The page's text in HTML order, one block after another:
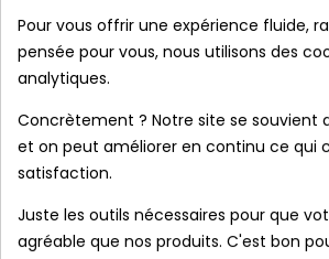
Marque :MOI
J'accepte les conditions générales
confidentialité *
Pour vous offrir une expérience fluide,
pensée pour vous, nous utilisons des
analytiques.
Concrètement ? Notre site se souvient
et on peut améliorer en continu ce qui
satisfaction.
Juste les outils nécessaires pour que
agréable que nos produits. C'est bon